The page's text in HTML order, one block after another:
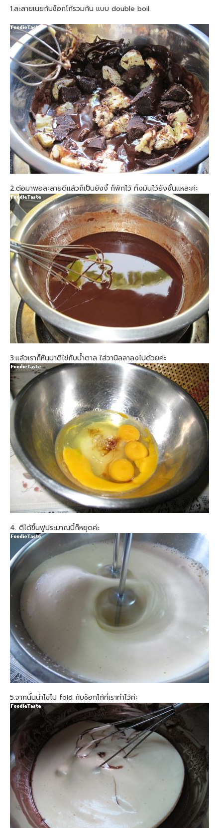
1.ละลายเนยกับช็อกโก้รวมกัน แบบ double boil.
2.ต่อมาพอละลายดีแล้วก็เป็นยังงี้ ก็พักไว้ ทิ้งมันไว้ยังงั้นแหละค่ะ
3.แล้วเราก็หันมาตีไข่กับน้ำตาล ใส่วานิลลาลงไปด้วยค่ะ
4. ตีได้ขึ้นฟูประมาณนี้ก็หยุดค่ะ
5.จากนั้นนำไข่ไป fold กับช็อกโก้ที่เราทำไว้ค่ะ